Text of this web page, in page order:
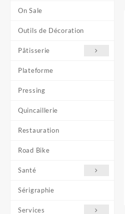
On Sale
Outils de Décoration
Pâtisserie
Plateforme
Pressing
Quincaillerie
Restauration
Road Bike
Santé
Sérigraphie
Services